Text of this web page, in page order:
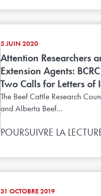
5 JUIN 2020
Attention Researchers
Extension Agents:
Two Calls for Letters of
The Beef Cattle Research
and Alberta Beef...
POURSUIVRE LA
31 OCTOBRE 2019